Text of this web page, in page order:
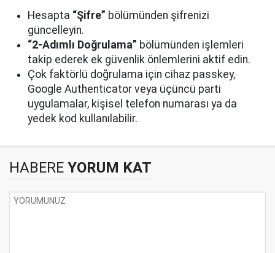
Hesapta “Şifre” bölümünden şifrenizi
güncelleyin.
“2-Adımlı Doğrulama” bölümünden işlemleri
takip ederek ek güvenlik önlemlerini aktif edin.
Çok faktörlü doğrulama için cihaz passkey,
Google Authenticator veya üçüncü parti
uygulamalar, kişisel telefon numarası ya da
yedek kod kullanılabilir.
HABERE YORUM KAT